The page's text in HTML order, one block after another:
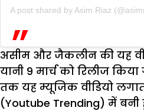
A post shared by Asim Riaz
असीम और जैकलीन की यह
यानी 9 मार्च को रिलीज
तक यह म्यूजिक वीडियो
(Youtube Trending) में बनी